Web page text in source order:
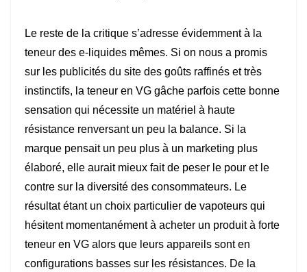
Le reste de la critique s’adresse évidemment à la
teneur des e-liquides mêmes. Si on nous a promis
sur les publicités du site des goûts raffinés et très
instinctifs, la teneur en VG gâche parfois cette bonne
sensation qui nécessite un matériel à haute
résistance renversant un peu la balance. Si la
marque pensait un peu plus à un marketing plus
élaboré, elle aurait mieux fait de peser le pour et le
contre sur la diversité des consommateurs. Le
résultat étant un choix particulier de vapoteurs qui
hésitent momentanément à acheter un produit à forte
teneur en VG alors que leurs appareils sont en
configurations basses sur les résistances. De la